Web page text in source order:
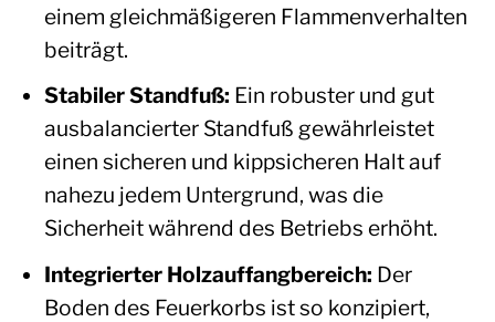
einem gleichmäßigeren Flammenverhalten
beiträgt.
Stabiler Standfuß: Ein robuster und gut
ausbalancierter Standfuß gewährleistet
einen sicheren und kippsicheren Halt auf
nahezu jedem Untergrund, was die
Sicherheit während des Betriebs erhöht.
Integrierter Holzauffangbereich: Der
Boden des Feuerkorbs ist so konzipiert,